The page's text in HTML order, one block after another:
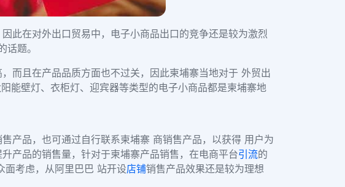
此在对外出口贸易中，电子小商品出口的竞争还是较为激烈
题。
而且在产品品质方面也不过关，因此柬埔寨当地对于 外贸出
能壁灯、衣柜灯、迎宾器等类型的电子小商品都是柬埔寨地
产品，也可通过自行联系柬埔寨 商销售产品，以获得 用户为
产品的销售量，针对于柬埔寨产品销售，在电商平台引流的
面考虑，从阿里巴巴 站开设店铺销售产品效果还是较为理想